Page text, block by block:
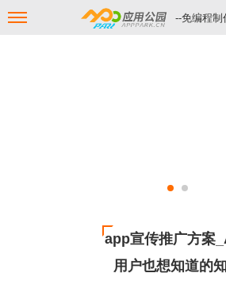
--免编程制
app宣传推广方案
用户也想知道的